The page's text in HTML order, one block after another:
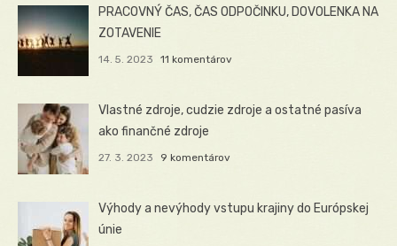
PRACOVNÝ ČAS, ČAS ODPOČINKU, DOVOLENKA NA
ZOTAVENIE
14. 5. 2023 11 komentárov
Vlastné zdroje, cudzie zdroje a ostatné pasíva
ako finančné zdroje
27. 3. 2023 9 komentárov
Výhody a nevýhody vstupu krajiny do Európskej
únie